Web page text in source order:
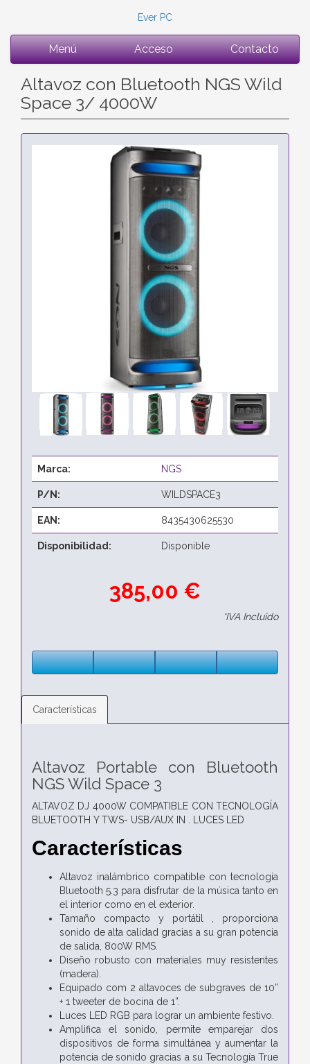
Ever PC
Menú Acceso Contacto
Altavoz con Bluetooth NGS Wild
Space 3/ 4000W
Marca: NGS
P/N: WILDSPACE3
EAN: 8435430625530
Disponibilidad: Disponible
385,00 €
*IVA Incluido
Características
Altavoz Portable con Bluetooth
NGS Wild Space 3
ALTAVOZ DJ 4000W COMPATIBLE CON TECNOLOGÍA
BLUETOOTH Y TWS- USB/AUX IN . LUCES LED
Características
Altavoz inalámbrico compatible con tecnología
Bluetooth 5.3 para disfrutar de la música tanto en
el interior como en el exterior.
Tamaño compacto y portátil , proporciona
sonido de alta calidad gracias a su gran potencia
de salida, 800W RMS.
Diseño robusto con materiales muy resistentes
(madera).
Equipado com 2 altavoces de subgraves de 10”
+ 1 tweeter de bocina de 1”.
Luces LED RGB para lograr un ambiente festivo.
Amplifica el sonido, permite emparejar dos
dispositivos de forma simultánea y aumentar la
potencia de sonido gracias a su Tecnología True